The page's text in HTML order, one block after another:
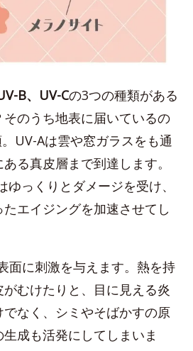
B、UV-Cの3つの種類がある
のうち地表に届いているの
UV-Aは雲や窓ガラスをも通
る真皮層まで到達します。
ゆっくりとダメージを受け、
エイジングを加速させてし
面に刺激を与えます。熱を持
むけたりと、目に見える炎
なく、シミやそばかすの原
成も活発にしてしまいま